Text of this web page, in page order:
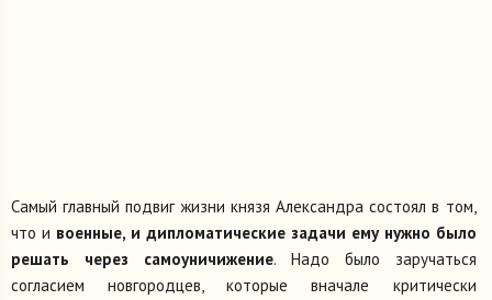
Самый главный подвиг жизни князя Александра состоял в том,
что и военные, и дипломатические задачи ему нужно было
решать через самоуничижение. Надо было заручаться
согласием новгородцев, которые вначале критически